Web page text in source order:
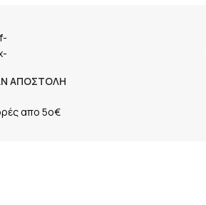
ΑΠΟΣΤΟΛΗ
απο 5ο€